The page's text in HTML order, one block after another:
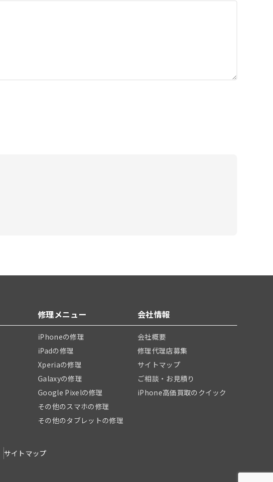
修理メニュー
iPhoneの修理
iPadの修理
Xperiaの修理
Galaxyの修理
Google Pixelの修理
その他のスマホの修理
その他のタブレットの修理
会社情報
会社概要
修理代理店募集
サイトマップ
ご相談・お見積り
iPhone高価買取のクイック
サイトマップ